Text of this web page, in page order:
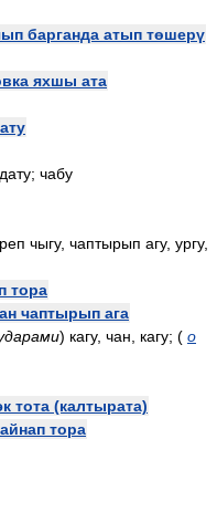
барганда атып төшерү
яхшы ата
чабу
чыгу, чаптырып агу, ургу,
тора
чаптырып ага
) кагу, чан, кагу; ( о
тота (калтырата)
тора